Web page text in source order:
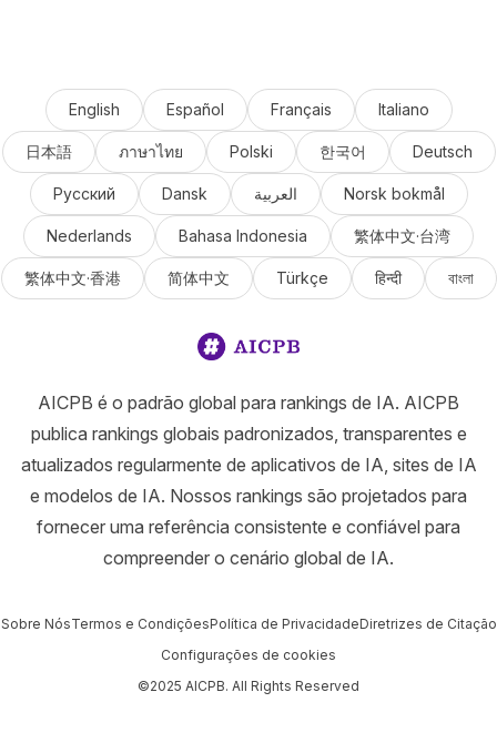
English Español Français Italiano
日本語 ภาษาไทย Polski 한국어 Deutsch
Русский Dansk العربية Norsk bokmål
Nederlands Bahasa Indonesia 繁体中文·台湾
繁体中文·香港 简体中文 Türkçe हिन्दी বাংলা
AICPB é o padrão global para rankings de IA. AICPB
publica rankings globais padronizados, transparentes e
atualizados regularmente de aplicativos de IA, sites de IA
e modelos de IA. Nossos rankings são projetados para
fornecer uma referência consistente e confiável para
compreender o cenário global de IA.
Sobre NósTermos e CondiçõesPolítica de PrivacidadeDiretrizes de Citação
Configurações de cookies
©2025 AICPB. All Rights Reserved